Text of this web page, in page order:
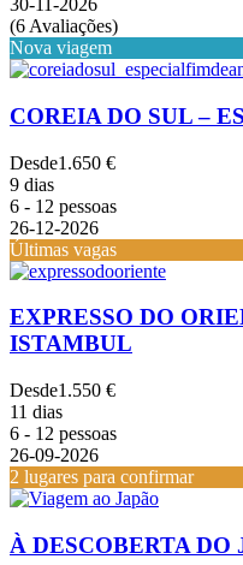
30-11-2026
(6 Avaliações)
Nova viagem
COREIA DO SUL –
Desde1.650 €
9 dias
6 - 12 pessoas
26-12-2026
Últimas vagas
EXPRESSO DO
ISTAMBUL
Desde1.550 €
11 dias
6 - 12 pessoas
26-09-2026
2 lugares para confirmar
À DESCOBERTA DO